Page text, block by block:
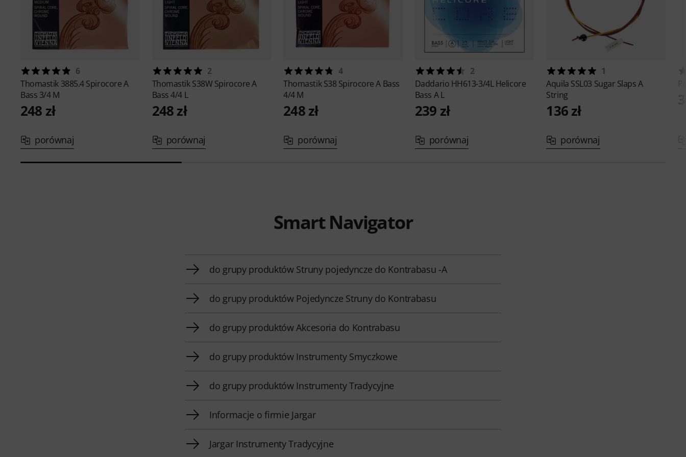
6
Thomastik 3885.4 Spirocore A
Bass 3/4 M
248 zł
porównaj
2
ThomastikS38W Spirocore A
Bass 4/4 L
248 zł
porównaj
4
ThomastikS38 Spirocore A Bass
4/4 M
248 zł
porównaj
2
Daddario HH613-3/4L Helicore
Bass A L
239 zł
porównaj
1
Aquila SSL03 Sugar Slaps A
String
136 zł
porównaj
Smart Navigator
do grupy produktów Struny pojedyncze do Kontrabasu -A
do grupy produktów Pojedyncze Struny do Kontrabasu
do grupy produktów Akcesoria do Kontrabasu
do grupy produktów Instrumenty Smyczkowe
do grupy produktów Instrumenty Tradycyjne
Informacje o firmie Jargar
Jargar Instrumenty Tradycyjne